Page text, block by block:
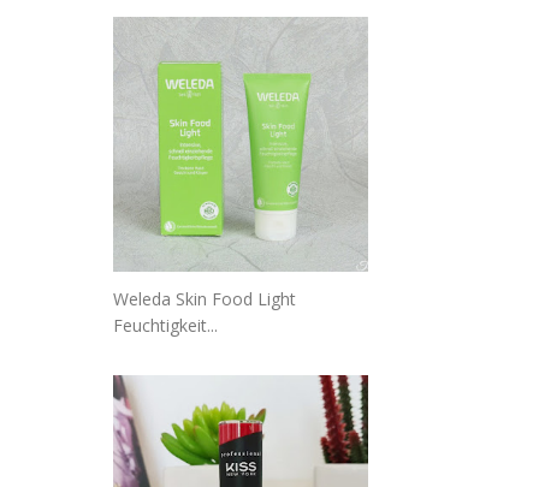
Weleda Skin Food Light
Feuchtigkeit...